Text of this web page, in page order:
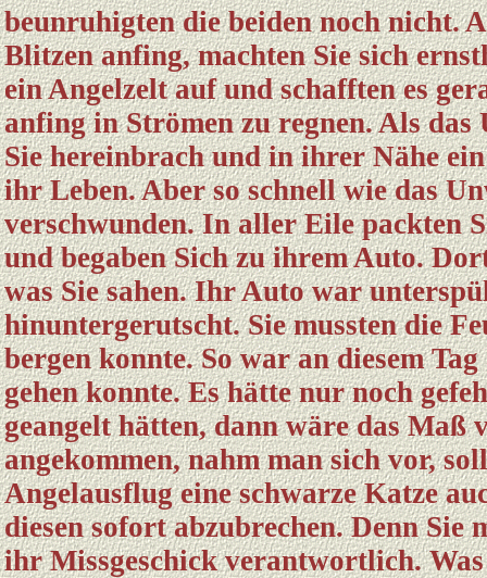
beunruhigten die beiden noch nicht.
Blitzen anfing, machten Sie sich
ein Angelzelt auf und schafften es
anfing in Strömen zu regnen. Als
Sie hereinbrach und in ihrer Nähe
ihr Leben. Aber so schnell wie das
verschwunden. In aller Eile packten
und begaben Sich zu ihrem Auto.
was Sie sahen. Ihr Auto war
hinuntergerutscht. Sie mussten die
bergen konnte. So war an diesem
gehen konnte. Es hätte nur noch
geangelt hätten, dann wäre das Maß
angekommen, nahm man sich vor,
Angelausflug eine schwarze Katze
diesen sofort abzubrechen. Denn Sie
ihr Missgeschick verantwortlich.